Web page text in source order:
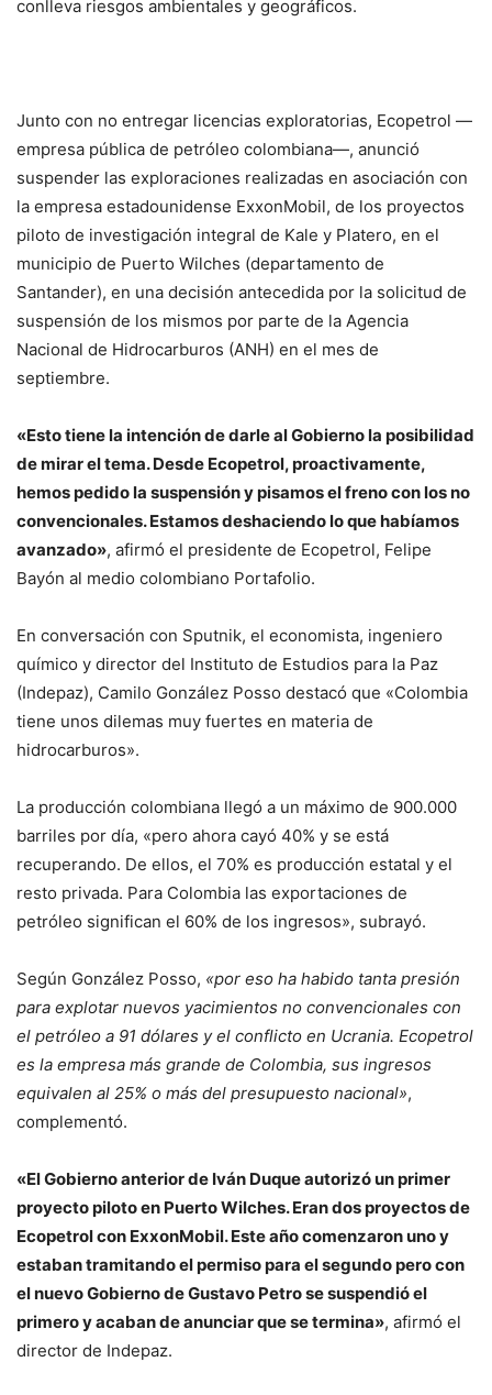
conlleva riesgos ambientales y geográficos.
Junto con no entregar licencias exploratorias, Ecopetrol —
empresa pública de petróleo colombiana—, anunció
suspender las exploraciones realizadas en asociación con
la empresa estadounidense ExxonMobil, de los proyectos
piloto de investigación integral de Kale y Platero, en el
municipio de Puerto Wilches (departamento de
Santander), en una decisión antecedida por la solicitud de
suspensión de los mismos por parte de la Agencia
Nacional de Hidrocarburos (ANH) en el mes de
septiembre.
«Esto tiene la intención de darle al Gobierno la posibilidad
de mirar el tema. Desde Ecopetrol, proactivamente,
hemos pedido la suspensión y pisamos el freno con los no
convencionales. Estamos deshaciendo lo que habíamos
avanzado», afirmó el presidente de Ecopetrol, Felipe
Bayón al medio colombiano Portafolio.
En conversación con Sputnik, el economista, ingeniero
químico y director del Instituto de Estudios para la Paz
(Indepaz), Camilo González Posso destacó que «Colombia
tiene unos dilemas muy fuertes en materia de
hidrocarburos».
La producción colombiana llegó a un máximo de 900.000
barriles por día, «pero ahora cayó 40% y se está
recuperando. De ellos, el 70% es producción estatal y el
resto privada. Para Colombia las exportaciones de
petróleo significan el 60% de los ingresos», subrayó.
Según González Posso, «por eso ha habido tanta presión
para explotar nuevos yacimientos no convencionales con
el petróleo a 91 dólares y el conflicto en Ucrania. Ecopetrol
es la empresa más grande de Colombia, sus ingresos
equivalen al 25% o más del presupuesto nacional»,
complementó.
«El Gobierno anterior de Iván Duque autorizó un primer
proyecto piloto en Puerto Wilches. Eran dos proyectos de
Ecopetrol con ExxonMobil. Este año comenzaron uno y
estaban tramitando el permiso para el segundo pero con
el nuevo Gobierno de Gustavo Petro se suspendió el
primero y acaban de anunciar que se termina», afirmó el
director de Indepaz.